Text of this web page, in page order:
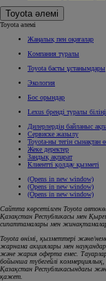
Toyota әлемі
Toyota әлемі
Жаңалық пен оқиғалар
Компания туралы
Toyota басты ұстанымдары
Экология
Бос орындар
Lexus бренді туралы
Дилерлердің байланыс
Сервиске жазылу
Toyota-ны тегін сынақтан
Жеке деректер
Заңдық ақпарат
Клиентті қолдау қызметі
(Opens in new window)
(Opens in new window)
(Opens in new window)
Сайтта көрсетілген Toyota
Қазақстан Республикасы мен
сипаттамалары мен
Toyota өнімі, қызметтері және/
жарнама акциялары мен
және жария оферта емес.
бойынша түбегейлі
Қазақстан Республикасындағы
қажет.